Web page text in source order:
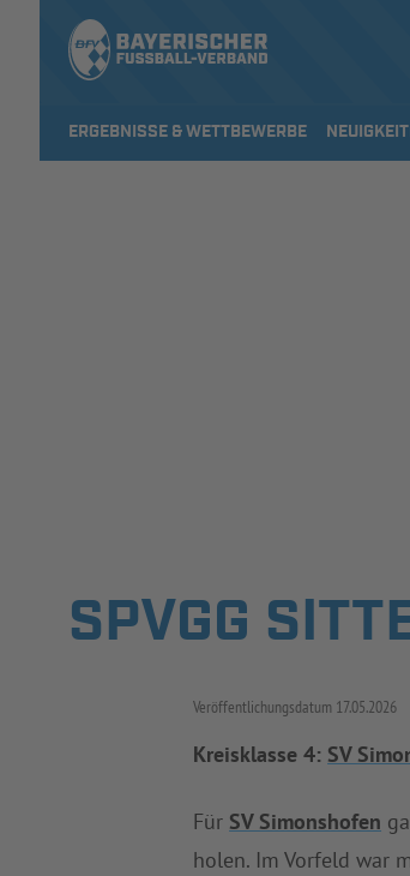
ERGEBNISSE & WETTBEWERBE
SPVGG
Veröffentlichungsdatum 17.05.2026
Kreisklasse 4: SV
Für SV Simonshofen
holen. Im Vorfeld war